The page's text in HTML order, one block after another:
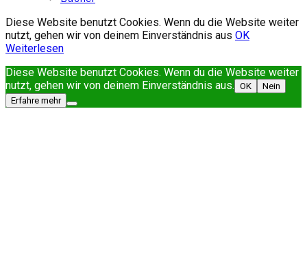
Diese Website benutzt Cookies. Wenn du die Website weiter
nutzt, gehen wir von deinem Einverständnis aus OK
Weiterlesen
Diese Website benutzt Cookies. Wenn du die Website weiter
nutzt, gehen wir von deinem Einverständnis aus. OK
Nein
Erfahre mehr